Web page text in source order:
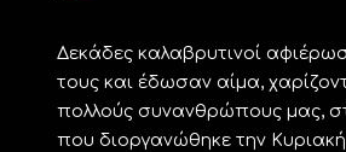
Δεκάδες καλαβρυτινοί
τους και έδωσαν αίμα,
πολλούς συνανθρώπους μας,
που διοργανώθηκε την